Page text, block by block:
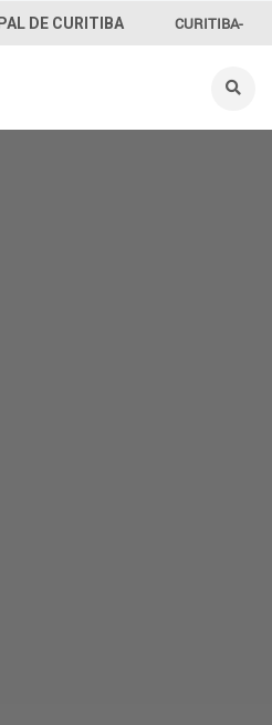
DE CURITIBA CURITIBA-